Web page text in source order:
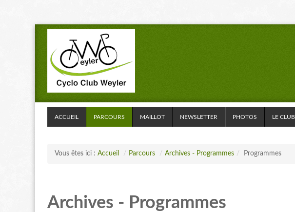
ACCUEIL PARCOURS MAILLOT NEWSLETTER PHOTOS LE CLUB
Vous êtes ici : Accueil / Parcours / Archives - Programmes / Programmes
Archives - Programmes